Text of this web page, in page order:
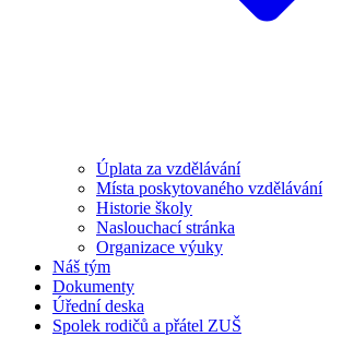
Úplata za vzdělávání
Místa poskytovaného vzdělávání
Historie školy
Naslouchací stránka
Organizace výuky
Náš tým
Dokumenty
Úřední deska
Spolek rodičů a přátel ZUŠ